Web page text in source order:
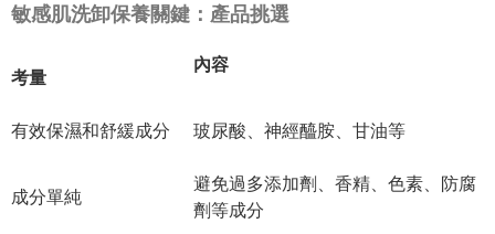
敏感肌洗卸保養關鍵：產品挑選
考量
內容
有效保濕和舒緩成分 玻尿酸、神經醯胺、甘油等
成分單純
避免過多添加劑、香精、色素、防腐
劑等成分